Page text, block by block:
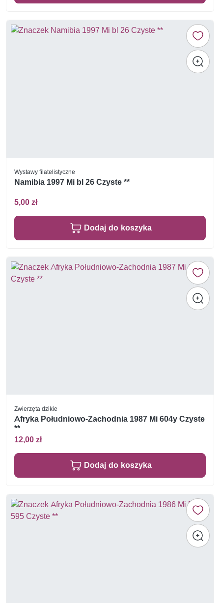
Wystawy filatelistyczne
Namibia 1997 Mi bl 26 Czyste **
5,00 zł
Dodaj do koszyka
Zwierzęta dzikie
Afryka Południowo-Zachodnia 1987 Mi 604y Czyste
**
12,00 zł
Dodaj do koszyka